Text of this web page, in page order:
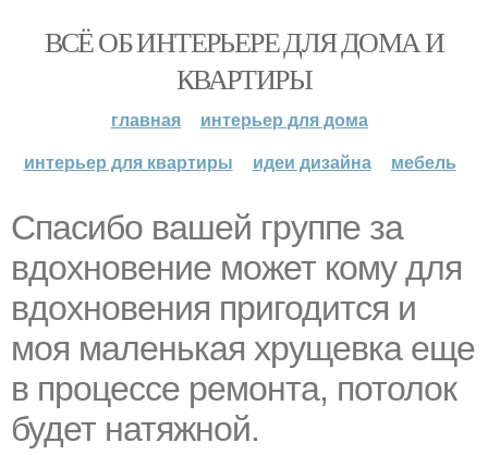
ВСЁ ОБ ИНТЕРЬЕРЕ ДЛЯ ДОМА И
КВАРТИРЫ
главная
интерьер для дома
интерьер для квартиры
идеи дизайна мебель
Спасибо вашей группе за
вдохновение может кому для
вдохновения пригодится и
моя маленькая хрущевка еще
в процессе ремонта, потолок
будет натяжной.